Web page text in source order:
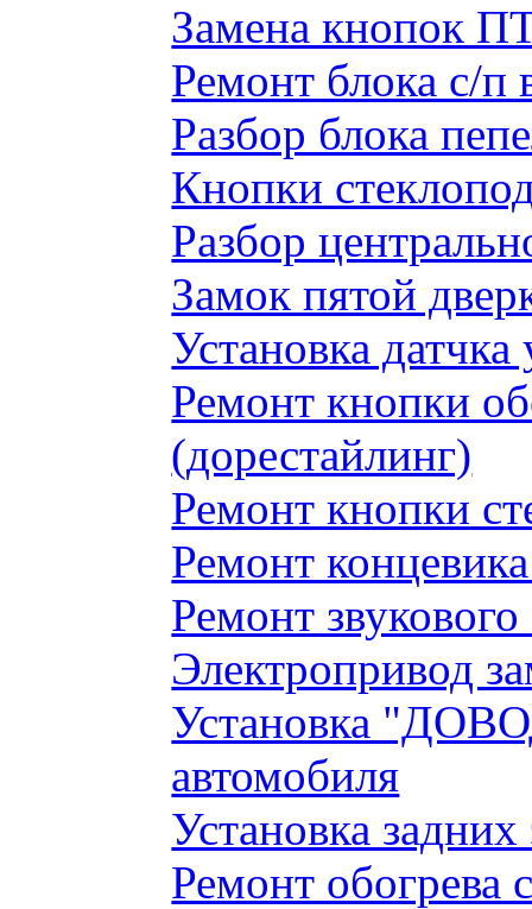
Замена кнопок
Ремонт блока с/п
Разбор блока
Кнопки
Разбор
Замок пятой
Установка
Ремонт кнопки
(дорестайлинг)
Ремонт кнопки
Ремонт
Ремонт
Электропривод
Установка
автомобиля
Установка
Ремонт обогрева